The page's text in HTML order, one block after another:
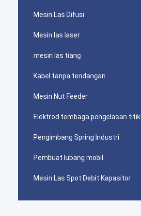
Mesin Las Difusi
Mesin las laser
mesin las tiang
Kabel tanpa tendangan
Mesin Nut Feeder
Elektrod tembaga pengelasan titik
Pengimbang Spring Industri
Pembuat lubang mobil
Mesin Las Spot Debit Kapasitor